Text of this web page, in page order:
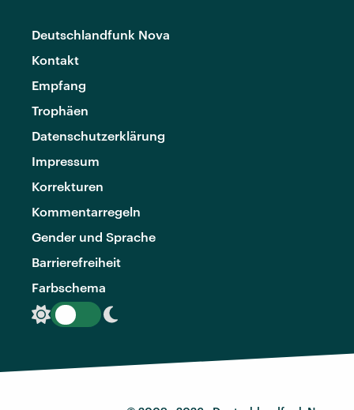
Deutschlandfunk Nova
Kontakt
Empfang
Trophäen
Datenschutzerklärung
Impressum
Korrekturen
Kommentarregeln
Gender und Sprache
Barrierefreiheit
Farbschema